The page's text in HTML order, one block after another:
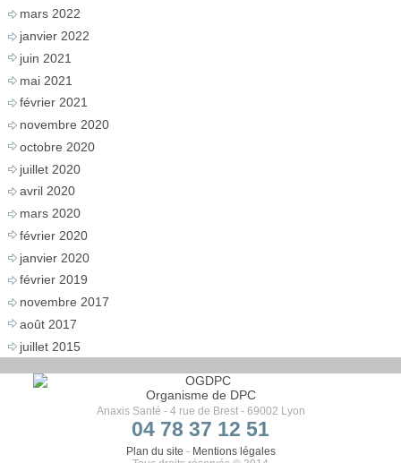
mars 2022
janvier 2022
juin 2021
mai 2021
février 2021
novembre 2020
octobre 2020
juillet 2020
avril 2020
mars 2020
février 2020
janvier 2020
février 2019
novembre 2017
août 2017
juillet 2015
Organisme de DPC
Anaxis Santé - 4 rue de Brest - 69002 Lyon
04 78 37 12 51
Plan du site - Mentions légales